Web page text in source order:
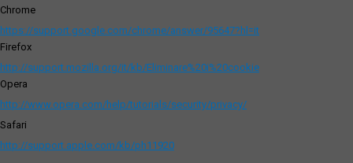
Chrome
https://support.google.com/chrome/answer/95647?hl=it
Firefox
http://support.mozilla.org/it/kb/Eliminare%20i%20cookie
Opera
http://www.opera.com/help/tutorials/security/privacy/
Safari
http://support.apple.com/kb/ph11920